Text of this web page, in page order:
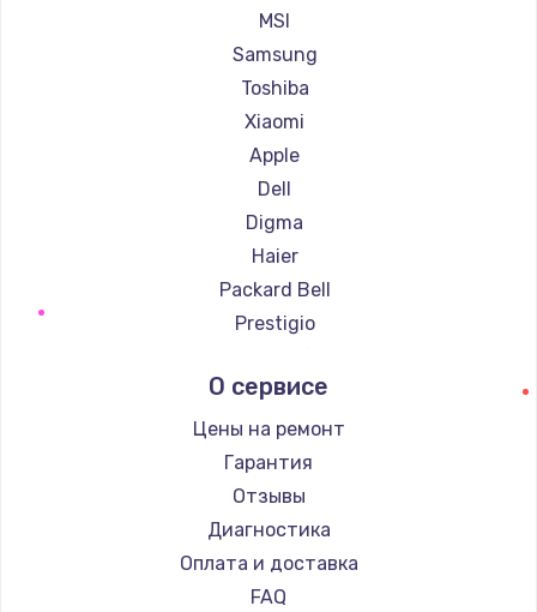
Ремонт ноутбуков LG
Ремонт ноутбуков Panasonic
Ремонт ноутбуков Irbis
Ремонт ноутбуков Thunderobot
Ремонт ноутбуков Hasee
Ремонт ноутбуков ZTE
Ремонт ноутбуков Hiper
Ремонт ноутбуков Evga
Ремонт ноутбуков Google
Ремонт ноутбуков Echips
Ремонт ноутбуков Predator
Ремонт ноутбуков iru
Ремонт ноутбуков Machenike
Ремонт ноутбуков DEXP
Ремонт ноутбуков Teclast
Ремонт ноутбуков CHUWI
Ремонт ноутбуков Colorful
MSI
Samsung
Toshiba
Xiaomi
Apple
Dell
Digma
Haier
Packard Bell
Prestigio
Alienware
Gigabyte
Aorus
Maibenben
Getac
Epson
Philips
О сервисе
Цены на ремонт
Гарантия
Отзывы
Диагностика
Оплата и доставка
FAQ